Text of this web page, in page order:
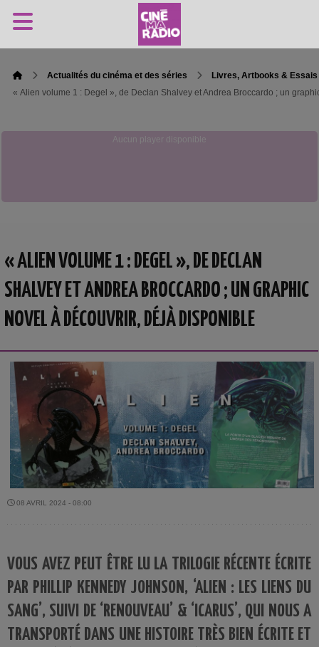
Actualités du cinéma et des séries
Livres, Artbooks & Essais
« Alien volume 1 : Degel », de Declan Shalvey et Andrea Broccardo ; un
Aucun player disponible
« ALIEN VOLUME 1 : DEGEL », DE DECLAN
SHALVEY ET ANDREA BROCCARDO ; UN GRAPHIC
NOVEL À DÉCOUVRIR, DÉJÀ DISPONIBLE
08 AVRIL 2024 - 08:00
VOUS AVEZ PEUT ÊTRE LU LA TRILOGIE RÉCENTE ÉCRITE
PAR PHILLIP KENNEDY JOHNSON, ‘ALIEN : LES LIENS DU
SANG’, SUIVI DE ‘RENOUVEAU’ & ‘ICARUS’, QUI NOUS A
TRANSPORTÉ DANS UNE HISTOIRE TRÈS BIEN ÉCRITE ET